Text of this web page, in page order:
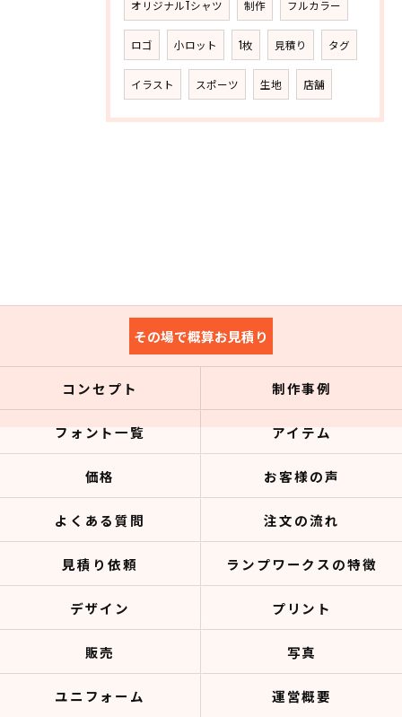
オリジナルTシャツ 制作 フルカラー
ロゴ 小ロット 1枚 見積り タグ
イラスト スポーツ 生地 店舗
その場で概算お見積り
コンセプト 制作事例
フォント一覧 アイテム
価格 お客様の声
よくある質問 注文の流れ
見積り依頼 ランプワークスの特徴
デザイン プリント
販売 写真
ユニフォーム 運営概要